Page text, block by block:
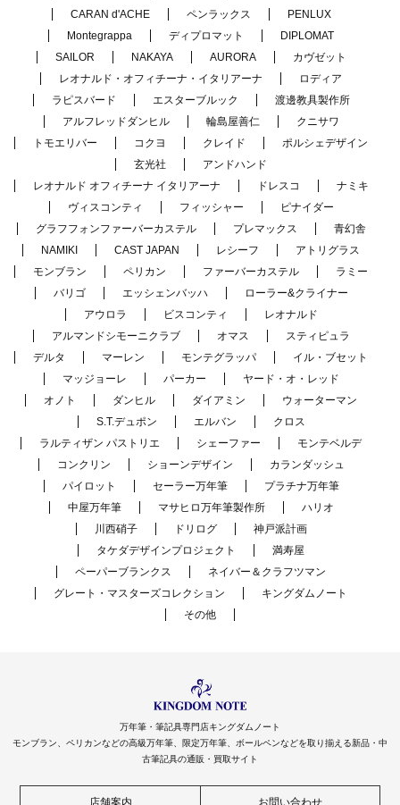
CARAN d'ACHE
ペンラックス
PENLUX
Montegrappa
ディプロマット
DIPLOMAT
SAILOR
NAKAYA AURORA
カヴゼット
レオナルド・オフィチーナ・イタリアーナ
ロディア
ラピスバード
エスターブルック
渡邊教具製作所
アルフレッドダンヒル
輪島屋善仁
クニサワ
トモエリバー
コクヨ クレイド
ポルシェデザイン
玄光社
アンドハンド
レオナルド オフィチーナ イタリアーナ
ドレスコ
ナミキ
ヴィスコンティ
フィッシャー
ピナイダー
グラフフォンファーバーカステル
プレマックス
青幻舎
NAMIKI
CAST JAPAN レシーフ
アトリグラス
モンブラン
ペリカン ファーバーカステル
ラミー
バリゴ
エッシェンバッハ
ローラー&クライナー
アウロラ
ビスコンティ
レオナルド
アルマンドシモーニクラブ
オマス
スティピュラ
デルタ
マーレン モンテグラッパ
イル・ブセット
マッジョーレ
パーカー
ヤード・オ・レッド
オノト
ダンヒル ダイアミン
ウォーターマン
S.T.デュポン
エルバン
クロス
ラルティザン パストリエ
シェーファー
モンテベルデ
コンクリン
ショーンデザイン
カランダッシュ
パイロット
セーラー万年筆
プラチナ万年筆
中屋万年筆
マサヒロ万年筆製作所
ハリオ
川西硝子
ドリログ
神戸派計画
タケダデザインプロジェクト
満寿屋
ペーパーブランクス
ネイバー＆クラフツマン
グレート・マスターズコレクション
キングダムノート
その他
万年筆・筆記具専門店キングダムノート
モンブラン、ペリカンなどの高級万年筆、限定万年筆、ボールペンなどを取り揃える新品・中
古筆記具の通販・買取サイト
店舗案内 お問い合わせ